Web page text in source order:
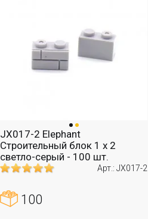
JX017-2 Elephant
Строительный блок 1 х 2
светло-серый - 100 шт.
Арт.: JX017-2
100